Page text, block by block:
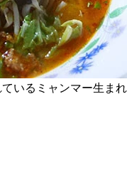
いるミャンマー生まれ